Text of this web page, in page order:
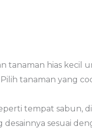
tanaman hias kecil
tanaman yang
tempat sabun,
sesuai